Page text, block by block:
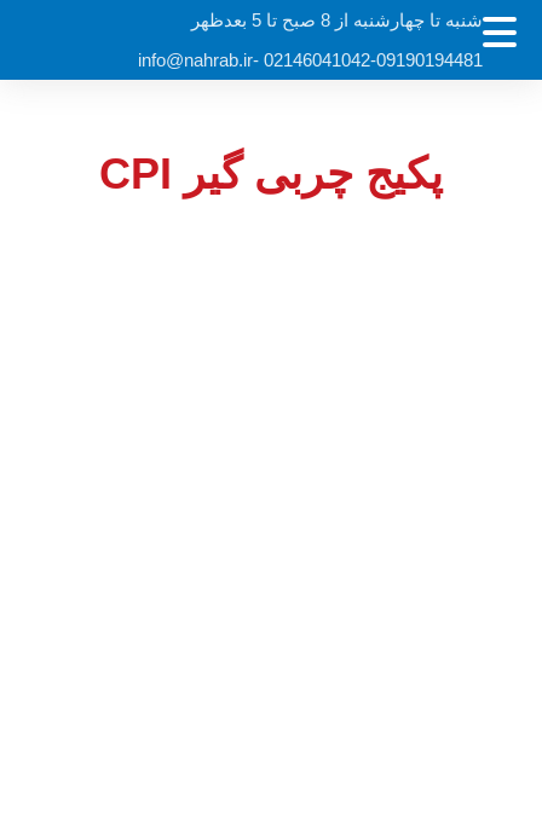
شنبه تا چهارشنبه از 8 صبح تا 5 بعدظهر
02146041042-09190194481 -
info@nahrab.ir
پکیج چربی گیر CPI